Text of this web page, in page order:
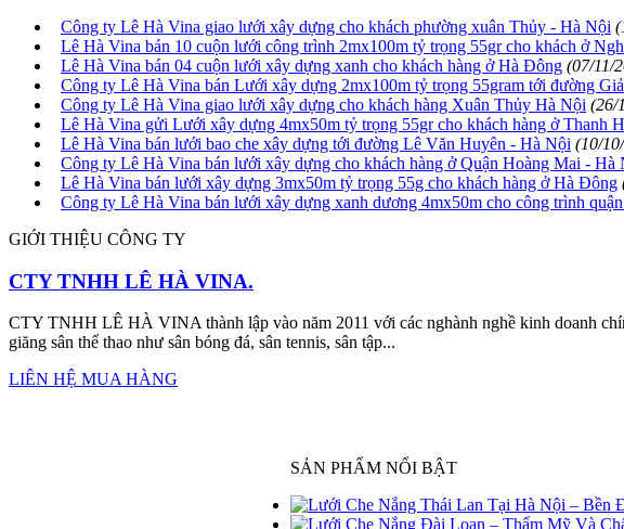
Công ty Lê Hà Vina giao lưới xây dựng cho khách phường xuân Thủy - Hà Nội
Lê Hà Vina bán 10 cuộn lưới công trình 2mx100m tỷ trọng 55gr cho khách ở
Lê Hà Vina bán 04 cuộn lưới xây dựng xanh cho khách hàng ở Hà Đông (07/11/
Công ty Lê Hà Vina bán Lưới xây dựng 2mx100m tỷ trọng 55gram tới đường
Công ty Lê Hà Vina giao lưới xây dựng cho khách hàng Xuân Thủy Hà Nội (26/
Lê Hà Vina gửi Lưới xây dựng 4mx50m tỷ trọng 55gr cho khách hàng ở Thanh
Lê Hà Vina bán lưới bao che xây dựng tới đường Lê Văn Huyên - Hà Nội (10/
Công ty Lê Hà Vina bán lưới xây dựng cho khách hàng ở Quận Hoàng Mai - Hà
Lê Hà Vina bán lưới xây dựng 3mx50m tỷ trọng 55g cho khách hàng ở Hà Đông
Công ty Lê Hà Vina bán lưới xây dựng xanh dương 4mx50m cho công trình
GIỚI THIỆU CÔNG TY
CTY TNHH LÊ HÀ VINA.
CTY TNHH LÊ HÀ VINA thành lập vào năm 2011 với các nghành nghề kinh
giăng sân thể thao như sân bóng đá, sân tennis, sân tập...
LIÊN HỆ MUA HÀNG
SẢN PHẨM NỔI BẬT